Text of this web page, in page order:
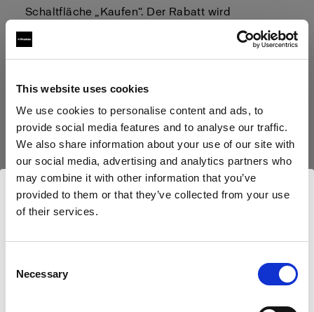
This website uses cookies
We use cookies to personalise content and ads, to
provide social media features and to analyse our traffic.
We also share information about your use of our site with
our social media, advertising and analytics partners who
may combine it with other information that you’ve
provided to them or that they’ve collected from your use
of their services.
Selection
Necessary
Schaltfläche „Kaufen“. Der Rabatt wird
automatisch auf Ihr Vorführgerät im Warenkorb
angewendet.
Beachten Sie, dass unsere überholten
Vorführprodukte nur in begrenzter Stückzahl
verfügbar sind. Sollte die Seite leer sein, bitten
wir Sie, zu einem späteren Zeitpunkt wieder
vorbeizuschauen.